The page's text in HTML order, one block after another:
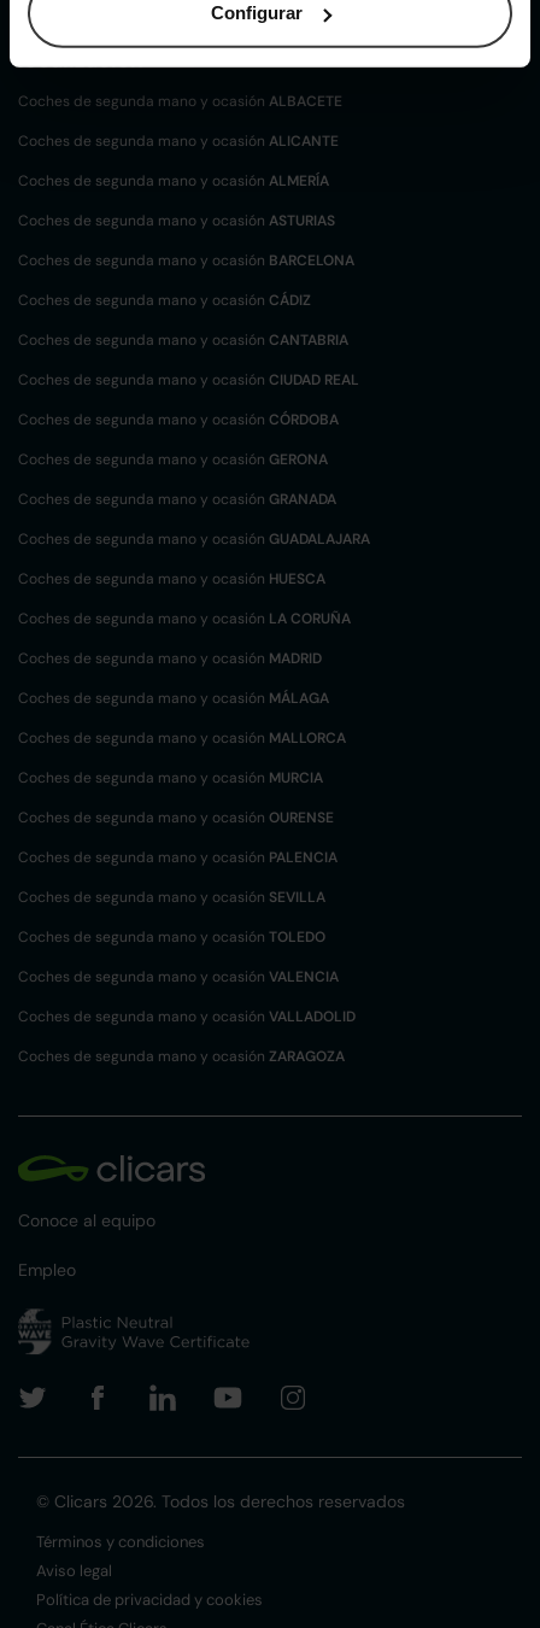
Configurar
Coches de
localización
Coches de segunda mano y ocasión ALBACETE
Coches de segunda mano y ocasión ALICANTE
Coches de segunda mano y ocasión ALMERÍA
Coches de segunda mano y ocasión ASTURIAS
Coches de segunda mano y ocasión BARCELONA
Coches de segunda mano y ocasión CÁDIZ
Coches de segunda mano y ocasión CANTABRIA
Coches de segunda mano y ocasión CIUDAD REAL
Coches de segunda mano y ocasión CÓRDOBA
Coches de segunda mano y ocasión GERONA
Coches de segunda mano y ocasión GRANADA
Coches de segunda mano y ocasión GUADALAJARA
Coches de segunda mano y ocasión HUESCA
Coches de segunda mano y ocasión LA CORUÑA
Coches de segunda mano y ocasión MADRID
Coches de segunda mano y ocasión MÁLAGA
Coches de segunda mano y ocasión MALLORCA
Coches de segunda mano y ocasión MURCIA
Coches de segunda mano y ocasión OURENSE
Coches de segunda mano y ocasión PALENCIA
Coches de segunda mano y ocasión SEVILLA
Coches de segunda mano y ocasión TOLEDO
Coches de segunda mano y ocasión VALENCIA
Coches de segunda mano y ocasión VALLADOLID
Coches de segunda mano y ocasión ZARAGOZA
Conoce al equipo
Empleo
© Clicars 2026. Todos los derechos reservados
Términos y condiciones
Aviso legal
Política de privacidad y cookies